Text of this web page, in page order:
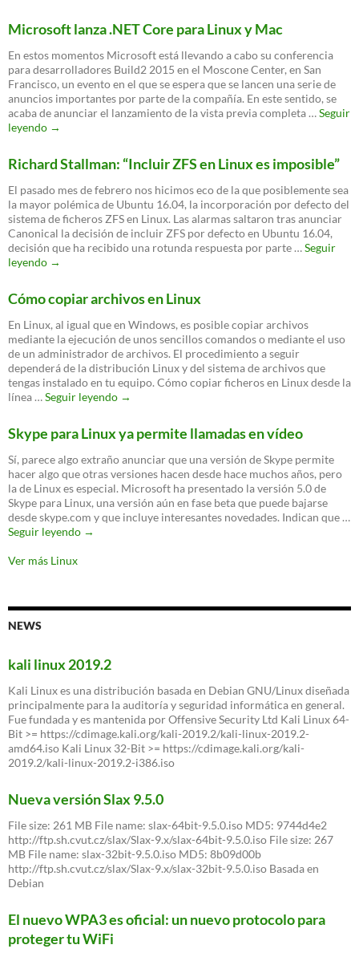
años
Microsoft lanza .NET Core para Linux y Mac
En estos momentos Microsoft está llevando a cabo su conferencia
para desarrolladores Build2 2015 en el Moscone Center, en San
Francisco, un evento en el que se espera que se lancen una serie de
anuncios importantes por parte de la compañía. En este sentido, se
acaba de anunciar el lanzamiento de la vista previa completa …Seguir
leyendo Microsoft
Core
Linux
y
Mac
→
Richard Stallman: “Incluir ZFS en Linux es imposible”
El pasado mes de febrero nos hicimos eco de la que posiblemente sea
la mayor polémica de Ubuntu 16.04, la incorporación por defecto del
sistema de ficheros ZFS en Linux. Las alarmas saltaron tras anunciar
Canonical la decisión de incluir ZFS por defecto en Ubuntu 16.04,
decisión que ha recibido una rotunda respuesta por parte …Seguir
leyendo Richard
ZFS
Linux
es
imposible”
→
Cómo copiar archivos en Linux
En Linux, al igual que en Windows, es posible copiar archivos
mediante la ejecución de unos sencillos comandos o mediante el uso
de un administrador de archivos. El procedimiento a seguir
dependerá de la distribución Linux y del sistema de archivos que
tengas instalado en tu equipo. Cómo copiar ficheros en Linux desde la
línea …Seguir leyendo Cómo
en
→
Skype para Linux ya permite llamadas en vídeo
Sí, parece algo extraño anunciar que una versión de Skype permite
hacer algo que otras versiones hacen desde hace muchos años, pero
la de Linux es especial. Microsoft ha presentado la versión 5.0 de
Skype para Linux, una versión aún en fase beta que puede bajarse
desde skype.com y que incluye interesantes novedades. Indican que …
Seguir leyendo Skype
→
Ver más Linux
NEWS
kali linux 2019.2
Kali Linux es una distribución basada en Debian GNU/Linux diseñada
principalmente para la auditoría y seguridad informática en general.
Fue fundada y es mantenida por Offensive Security Ltd Kali Linux 64-
Bit >= https://cdimage.kali.org/kali-2019.2/kali-linux-2019.2-
amd64.iso Kali Linux 32-Bit >= https://cdimage.kali.org/kali-
2019.2/kali-linux-2019.2-i386.iso
Nueva versión Slax 9.5.0
File size: 261 MB File name: slax-64bit-9.5.0.iso MD5: 9744d4e2
http://ftp.sh.cvut.cz/slax/Slax-9.x/slax-64bit-9.5.0.iso File size: 267
MB File name: slax-32bit-9.5.0.iso MD5: 8b09d00b
http://ftp.sh.cvut.cz/slax/Slax-9.x/slax-32bit-9.5.0.iso Basada en
Debian
El nuevo WPA3 es oficial: un nuevo protocolo para
proteger tu WiFi